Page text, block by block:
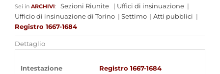
Sei in ARCHIVI: Sezioni Riunite | Uffici di insinuazione |
Ufficio di insinuazione di Torino | Settimo | Atti pubblici |
Registro 1667-1684
Dettaglio
Intestazione
Registro 1667-1684